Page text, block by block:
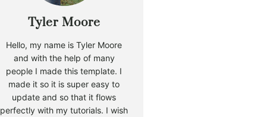
Tyler Moore
Hello, my name is Tyler Moore
and with the help of many
people I made this template. I
made it so it is super easy to
update and so that it flows
perfectly with my tutorials. I wish